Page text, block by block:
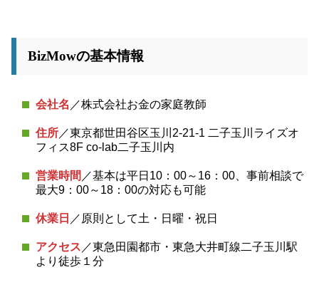
BizMowの基本情報
会社名 ／株式会社お金の家庭教師
住所／東京都世田谷区玉川2-21-1 二子玉川ライズオ
フィス8F co-lab二子玉川内
営業時間 ／基本は平日10：00～16：00、事前相談で
最大9：00～18：00の対応も可能
休業日 ／原則として土・日曜・祝日
アクセス ／東急田園都市・東急大井町線二子玉川駅
より徒歩１分